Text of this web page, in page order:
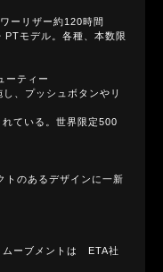
ーリザー約120時間
PTモデル。各種、本数限
ーティー
、プッシュボタンやリ
ている。世界限定500
トのあるデザインに一新
ムーブメントは ETA社